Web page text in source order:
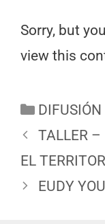
Sorry, but
view this
DIFUSIÓN
TALLER –
EL
EUDY